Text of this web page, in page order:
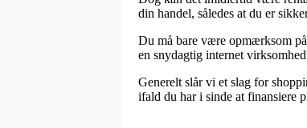
din handel, således at du er
Du må bare være opmærksom
en snydagtig internet
Generelt slår vi et slag for
ifald du har i sinde at finansiere